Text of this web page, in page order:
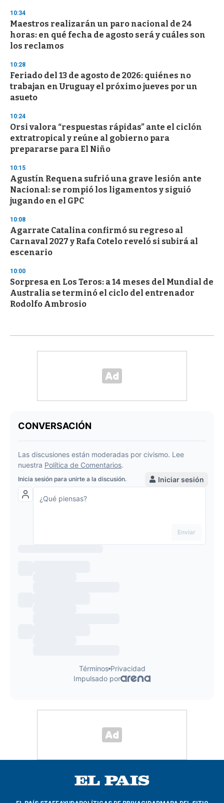
10:34
Maestros realizarán un paro nacional de 24
horas: en qué fecha de agosto será y cuáles son
los reclamos
10:28
Feriado del 13 de agosto de 2026: quiénes no
trabajan en Uruguay el próximo jueves por un
asueto
10:24
Orsi valora “respuestas rápidas” ante el ciclón
extratropical y reúne al gobierno para
prepararse para El Niño
10:15
Agustín Requena sufrió una grave lesión ante
Nacional: se rompió los ligamentos y siguió
jugando en el GPC
10:08
Agarrate Catalina confirmó su regreso al
Carnaval 2027 y Rafa Cotelo reveló si subirá al
escenario
10:00
Sorpresa en Los Teros: a 14 meses del Mundial de
Australia se terminó el ciclo del entrenador
Rodolfo Ambrosio